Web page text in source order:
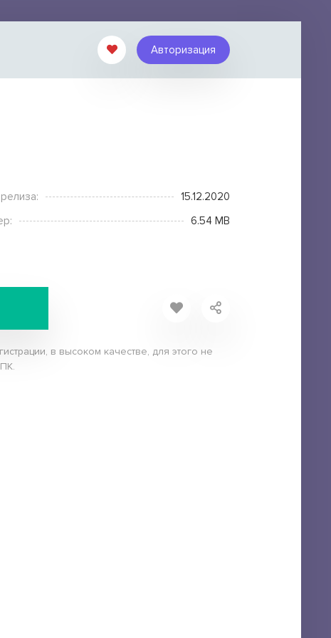
Авторизация
15.12.2020
6.54 MB
в высоком качестве, для этого не